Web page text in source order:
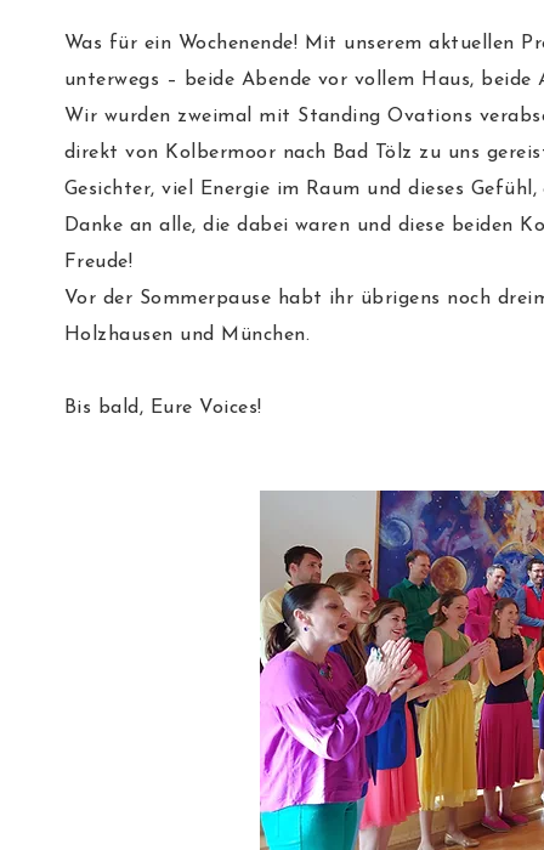
Was für ein Wochenende! Mit unserem aktuellen
unterwegs – beide Abende vor vollem Haus,
Wir wurden zweimal mit Standing Ovations
direkt von Kolbermoor nach Bad Tölz zu uns
Gesichter, viel Energie im Raum und dieses
Danke an alle, die dabei waren und diese beiden
Freude!
Vor der Sommerpause habt ihr übrigens noch
Holzhausen und München.
Bis bald, Eure Voices!